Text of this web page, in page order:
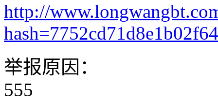
http://
举报原因：
555